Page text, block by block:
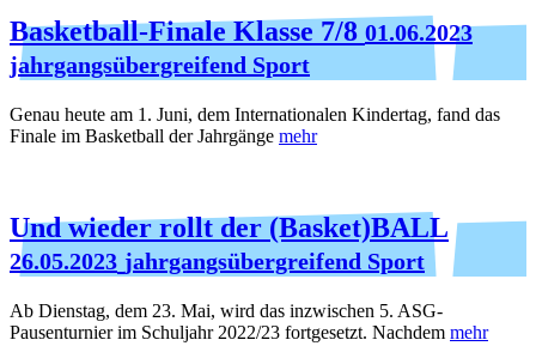
Basketball-Finale Klasse 7/8 01.06.2023
jahrgangsübergreifend Sport
Genau heute am 1. Juni, dem Internationalen Kindertag, fand das
Finale im Basketball der Jahrgänge mehr
Und wieder rollt der (Basket)BALL
26.05.2023 jahrgangsübergreifend Sport
Ab Dienstag, dem 23. Mai, wird das inzwischen 5. ASG-
Pausenturnier im Schuljahr 2022/23 fortgesetzt. Nachdem mehr